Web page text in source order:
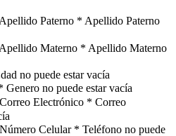
Apellido Paterno * Apellido Paterno
Apellido Materno * Apellido Materno
no puede estar vacía
Genero no puede estar vacía
Correo Electrónico * Correo
Número Celular * Teléfono no puede